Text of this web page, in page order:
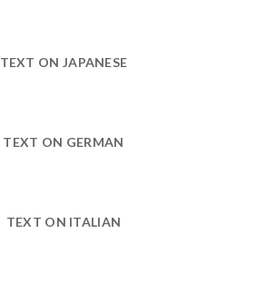
TEXT ON JAPANESE
TEXT ON GERMAN
TEXT ON ITALIAN